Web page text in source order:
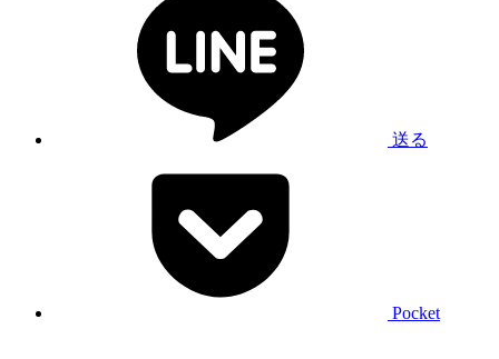
送る
Pocket